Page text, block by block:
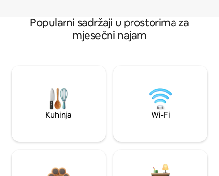
Popularni sadržaji u prostorima za
mjesečni najam
Kuhinja Wi-Fi